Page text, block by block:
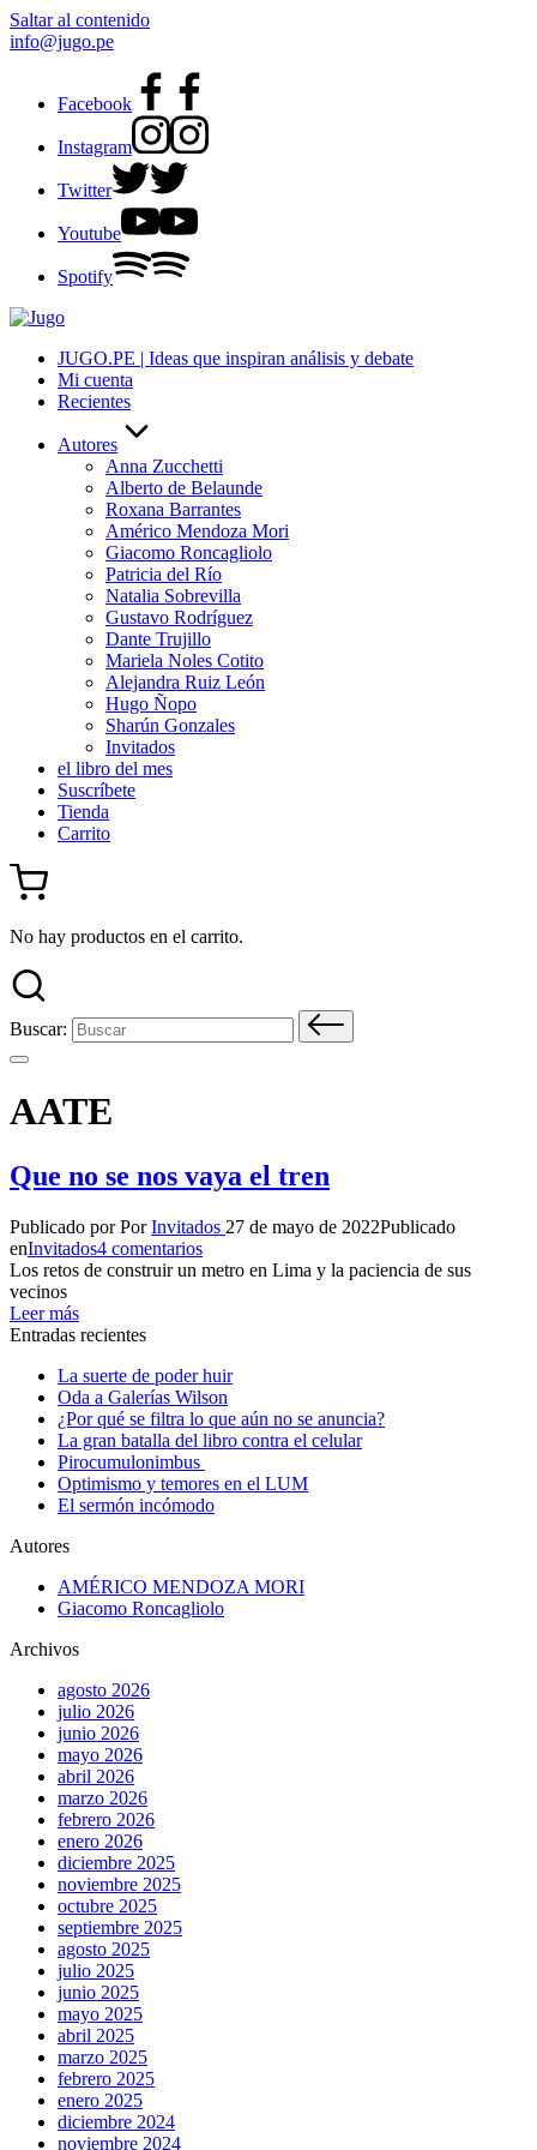
Saltar al contenido
info@jugo.pe
Facebook
Instagram
Twitter
Youtube
Spotify
JUGO.PE | Ideas que inspiran análisis y debate
Mi cuenta
Recientes
Autores
Anna Zucchetti
Alberto de Belaunde
Roxana Barrantes
Américo Mendoza Mori
Giacomo Roncagliolo
Patricia del Río
Natalia Sobrevilla
Gustavo Rodríguez
Dante Trujillo
Mariela Noles Cotito
Alejandra Ruiz León
Hugo Ñopo
Sharún Gonzales
Invitados
el libro del mes
Suscríbete
Tienda
Carrito
No hay productos en el carrito.
Buscar:
AATE
Que no se nos vaya el tren
Publicado por PorInvitados 27 de mayo de 2022Publicado
enInvitados4 comentarios
Los retos de construir un metro en Lima y la paciencia de sus
vecinos
Leer más
Entradas recientes
La suerte de poder huir
Oda a Galerías Wilson
¿Por qué se filtra lo que aún no se anuncia?
La gran batalla del libro contra el celular
Pirocumulonimbus
Optimismo y temores en el LUM
El sermón incómodo
Autores
AMÉRICO MENDOZA MORI
Giacomo Roncagliolo
Archivos
agosto 2026
julio 2026
junio 2026
mayo 2026
abril 2026
marzo 2026
febrero 2026
enero 2026
diciembre 2025
noviembre 2025
octubre 2025
septiembre 2025
agosto 2025
julio 2025
junio 2025
mayo 2025
abril 2025
marzo 2025
febrero 2025
enero 2025
diciembre 2024
noviembre 2024